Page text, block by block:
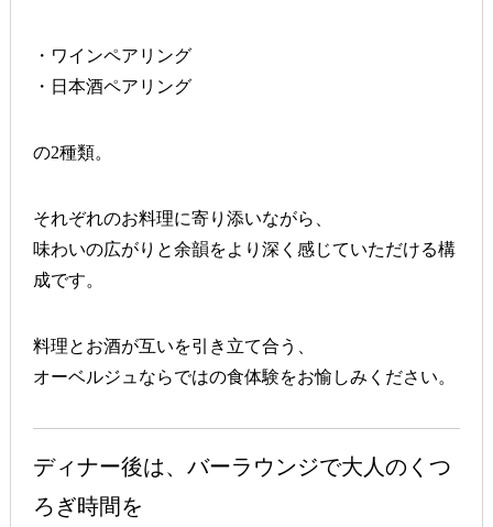
・ワインペアリング
・日本酒ペアリング
の2種類。
それぞれのお料理に寄り添いながら、
味わいの広がりと余韻をより深く感じていただける構
成です。
料理とお酒が互いを引き立て合う、
オーベルジュならではの食体験をお愉しみください。
ディナー後は、バーラウンジで大人のくつ
ろぎ時間を